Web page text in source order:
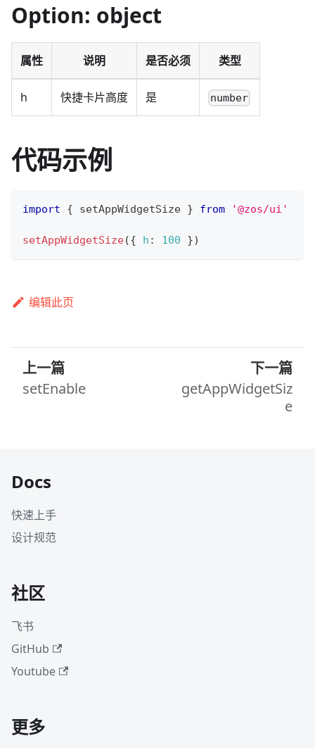
Option: object
属性 说明 是否必须 类型
h 快捷卡片高度 是 number
代码示例
import { setAppWidgetSize } from '@zos/ui'
setAppWidgetSize({ h : 100 })
编辑此页
上一篇
setEnable
下一篇
getAppWidgetSiz
e
Docs
快速上手
设计规范
社区
飞书
GitHub
Youtube
更多